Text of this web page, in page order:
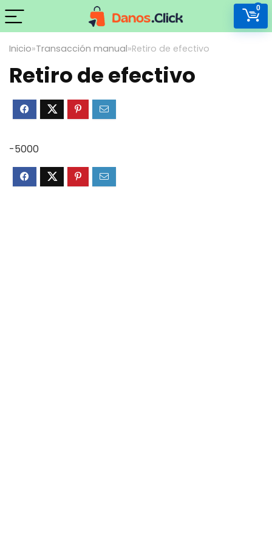
0
Inicio»Transacción manual»Retiro de efectivo
Retiro de efectivo
-5000